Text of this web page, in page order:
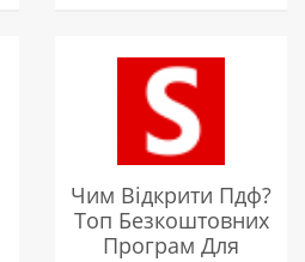
Чим Відкрити Пдф?
Топ Безкоштовних
Програм Для